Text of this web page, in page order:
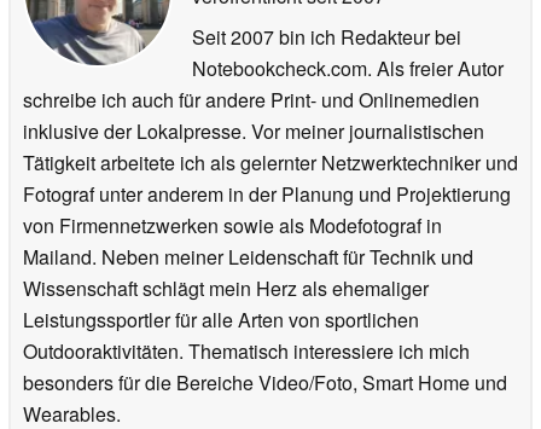
Seit 2007 bin ich Redakteur bei
Notebookcheck.com. Als freier Autor
schreibe ich auch für andere Print- und Onlinemedien
inklusive der Lokalpresse. Vor meiner journalistischen
Tätigkeit arbeitete ich als gelernter Netzwerktechniker und
Fotograf unter anderem in der Planung und Projektierung
von Firmennetzwerken sowie als Modefotograf in
Mailand. Neben meiner Leidenschaft für Technik und
Wissenschaft schlägt mein Herz als ehemaliger
Leistungssportler für alle Arten von sportlichen
Outdooraktivitäten. Thematisch interessiere ich mich
besonders für die Bereiche Video/Foto, Smart Home und
Wearables.